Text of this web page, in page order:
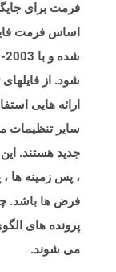
فرمت برای
اساس فرمت
شود. از
ارائه هایی
سایر تنظیمات
جدید هستند.
، پس زمینه ها
فرض ها باشد.
پرونده های
می شوند.